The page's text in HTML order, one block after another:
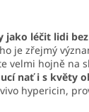
jako léčit lidi
je zřejmý
velmi hojně na
nať i s květy
hypericin,